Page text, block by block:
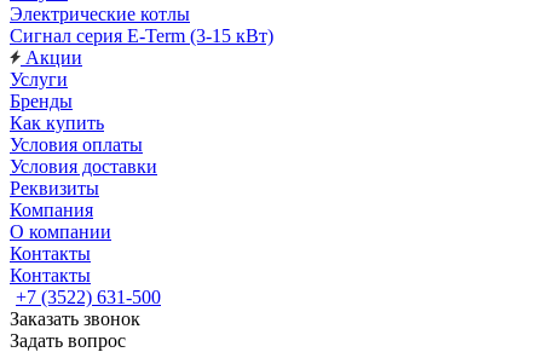
Электрические котлы
Сигнал серия E-Term (3-15 кВт)
Акции
Услуги
Бренды
Как купить
Условия оплаты
Условия доставки
Реквизиты
Компания
О компании
Контакты
Контакты
+7 (3522) 631-500
Заказать звонок
Задать вопрос